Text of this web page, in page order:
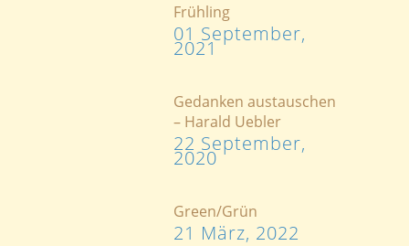
Frühling
01 September,
2021
Gedanken austauschen
– Harald Uebler
22 September,
2020
Green/Grün
21 März, 2022